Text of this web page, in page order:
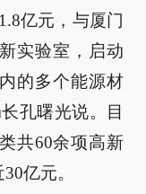
亿元，与厦门
实验室，启动
的多个能源材
孔曙光说。目
共60余项高新
亿元。